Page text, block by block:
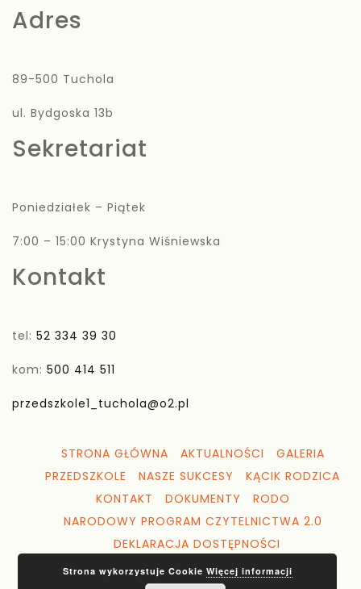
Adres
89-500 Tuchola
ul. Bydgoska 13b
Sekretariat
Poniedziałek – Piątek
7:00 – 15:00 Krystyna Wiśniewska
Kontakt
tel: 52 334 39 30
kom: 500 414 511
przedszkole1_tuchola@o2.pl
STRONA GŁÓWNA AKTUALNOŚCI
GALERIA
PRZEDSZKOLE
NASZE SUKCESY
KĄCIK RODZICA
KONTAKT
DOKUMENTY
RODO
NARODOWY PROGRAM CZYTELNICTWA 2.0
DEKLARACJA DOSTĘPNOŚCI
Strona wykorzystuje Cookie Więcej informacji